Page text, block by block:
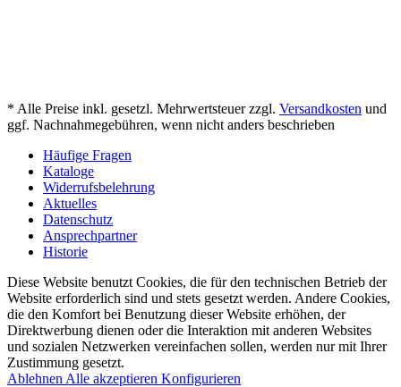
* Alle Preise inkl. gesetzl. Mehrwertsteuer zzgl. Versandkosten und
ggf. Nachnahmegebühren, wenn nicht anders beschrieben
Häufige Fragen
Kataloge
Widerrufsbelehrung
Aktuelles
Datenschutz
Ansprechpartner
Historie
Diese Website benutzt Cookies, die für den technischen Betrieb der
Website erforderlich sind und stets gesetzt werden. Andere Cookies,
die den Komfort bei Benutzung dieser Website erhöhen, der
Direktwerbung dienen oder die Interaktion mit anderen Websites
und sozialen Netzwerken vereinfachen sollen, werden nur mit Ihrer
Zustimmung gesetzt.
Ablehnen Alle akzeptieren Konfigurieren